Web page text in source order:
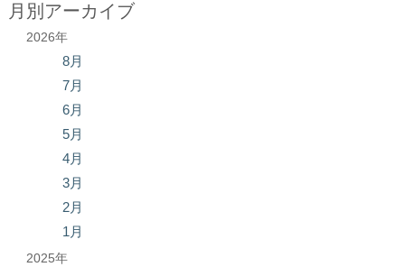
月別アーカイブ
2026年
8月
7月
6月
5月
4月
3月
2月
1月
2025年